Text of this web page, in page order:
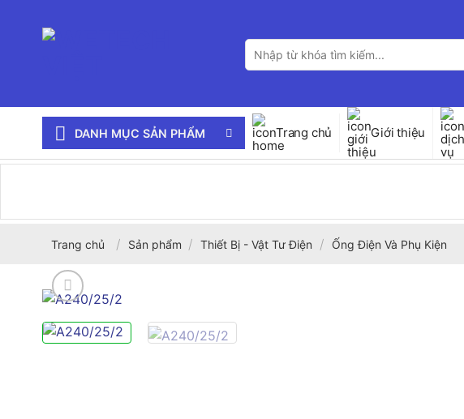
Tìm
kiếm:
DANH MỤC SẢN PHẨM Trang chủ Giới thiệu
Trang chủ / Sản phẩm / Thiết Bị - Vật Tư Điện / Ống Điện Và Phụ Kiện